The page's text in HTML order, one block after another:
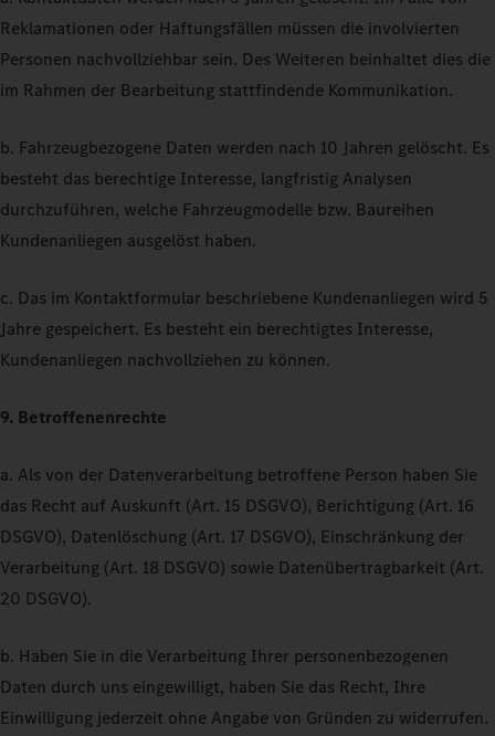
Reklamationen oder Haftungsfällen müssen die involvierten
Personen nachvollziehbar sein. Des Weiteren beinhaltet dies die
im Rahmen der Bearbeitung stattfindende Kommunikation.
b. Fahrzeugbezogene Daten werden nach 10 Jahren gelöscht. Es
besteht das berechtige Interesse, langfristig Analysen
durchzuführen, welche Fahrzeugmodelle bzw. Baureihen
Kundenanliegen ausgelöst haben.
c. Das im Kontaktformular beschriebene Kundenanliegen wird 5
Jahre gespeichert. Es besteht ein berechtigtes Interesse,
Kundenanliegen nachvollziehen zu können.
9. Betroffenenrechte
a. Als von der Datenverarbeitung betroffene Person haben Sie
das Recht auf Auskunft (Art. 15 DSGVO), Berichtigung (Art. 16
DSGVO), Datenlöschung (Art. 17 DSGVO), Einschränkung der
Verarbeitung (Art. 18 DSGVO) sowie Datenübertragbarkeit (Art.
20 DSGVO).
b. Haben Sie in die Verarbeitung Ihrer personenbezogenen
Daten durch uns eingewilligt, haben Sie das Recht, Ihre
Einwilligung jederzeit ohne Angabe von Gründen zu widerrufen.